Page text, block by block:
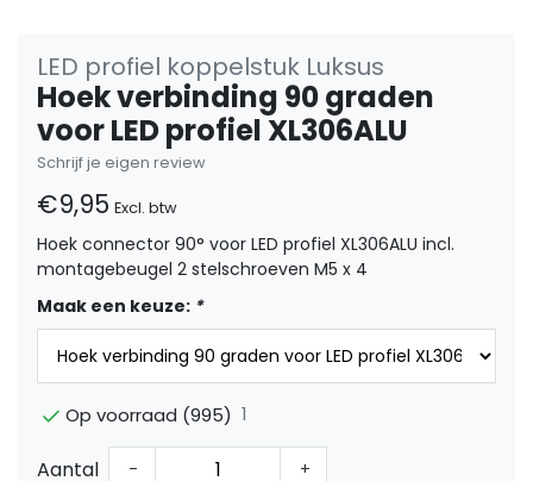
LED profiel koppelstuk Luksus
Hoek verbinding 90 graden
voor LED profiel XL306ALU
Schrijf je eigen review
€9,95 Excl. btw
Hoek connector 90° voor LED profiel XL306ALU incl.
montagebeugel 2 stelschroeven M5 x 4
Maak een keuze: *
Op voorraad (995) 1
Aantal - +